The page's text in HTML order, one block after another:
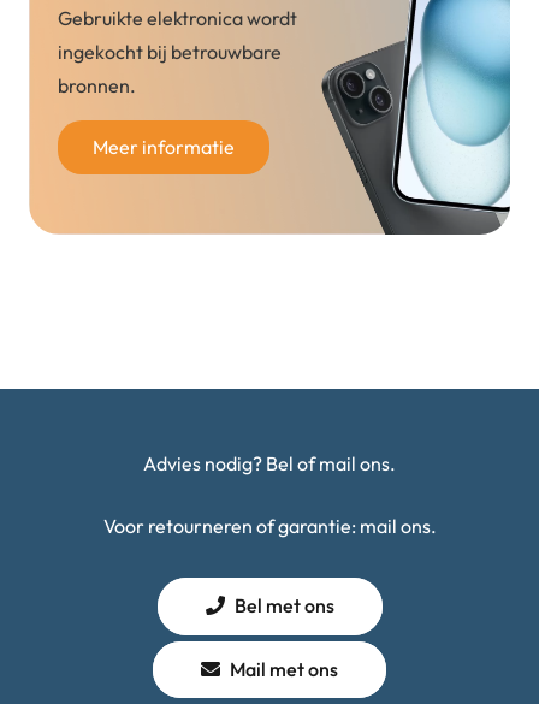
Gebruikte elektronica wordt
ingekocht bij betrouwbare
bronnen.
Meer informatie
Advies nodig? Bel of mail ons.
Voor retourneren of garantie: mail ons.
Bel met ons
Mail met ons